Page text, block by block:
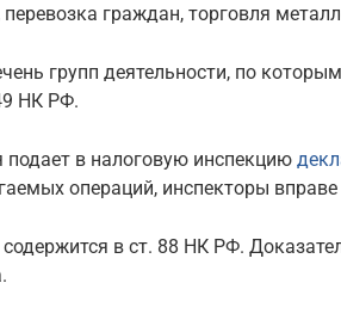
граждан, торговля
групп деятельности, по
НК РФ.
подает в налоговую инспекцию
операций, инспекторы
в ст. 88 НК РФ.